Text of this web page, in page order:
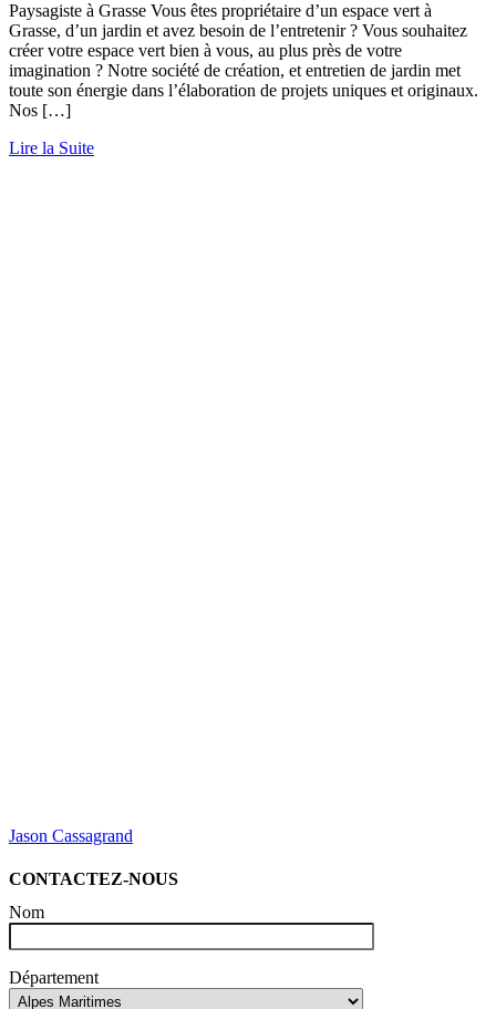
Paysagiste à Grasse Vous êtes propriétaire d’un espace vert à
Grasse, d’un jardin et avez besoin de l’entretenir ? Vous souhaitez
créer votre espace vert bien à vous, au plus près de votre
imagination ? Notre société de création, et entretien de jardin met
toute son énergie dans l’élaboration de projets uniques et originaux.
Nos […]
Lire la Suite
Jason Cassagrand
CONTACTEZ-NOUS
Nom
Département